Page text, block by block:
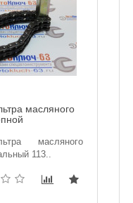
масляного
масляного
113..